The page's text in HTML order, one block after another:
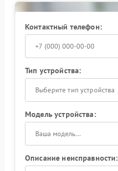
Контактный телефон:
Тип устройства:
Выберите тип устройства
Модель устройства:
Описание неисправности: